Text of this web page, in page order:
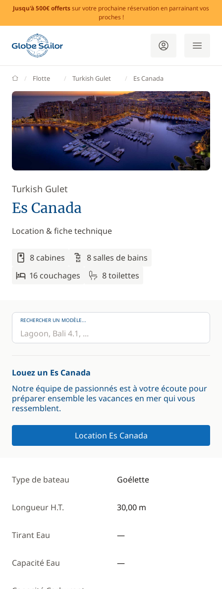
Jusqu'à 500€ offertssur votre prochaine réservation en parrainant vos
proches !
GlobeSailor
Flotte Turkish Gulet Es Canada
Turkish Gulet
Es Canada
Location & fiche technique
8 cabines
8 salles de bains
16 couchages
8 toilettes
RECHERCHER UN MODÈLE...
Louez un Es Canada
Notre équipe de passionnés est à votre écoute pour
préparer ensemble les vacances en mer qui vous
ressemblent.
Location Es Canada
Type de bateau Goélette
Longueur H.T. 30,00 m
Tirant Eau —
Capacité Eau —